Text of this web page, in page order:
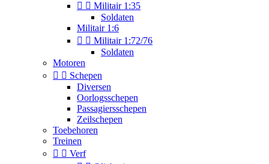
  Militair 1:35
Soldaten
Militair 1:6
  Militair 1:72/76
Soldaten
Motoren
  Schepen
Diversen
Oorlogsschepen
Passagiersschepen
Zeilschepen
Toebehoren
Treinen
  Verf